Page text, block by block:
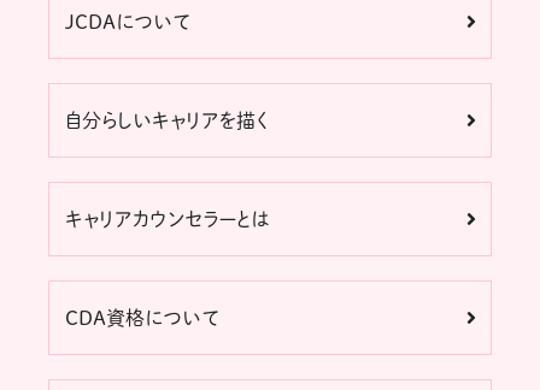
JCDAについて
自分らしいキャリアを描く
キャリアカウンセラーとは
CDA資格について